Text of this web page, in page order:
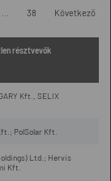
38 Következő
résztvevők
Kft., SELIX
PolSolar Kft.
Ltd.; Hervis
Kft.